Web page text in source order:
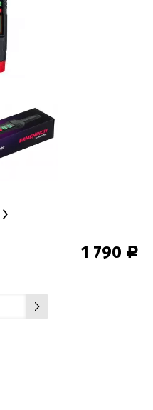
1 790 Р